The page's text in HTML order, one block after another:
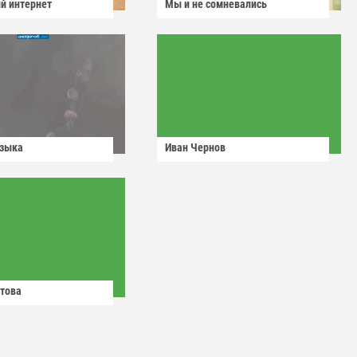
интернет Мы и не сомневались
Иван Чернов